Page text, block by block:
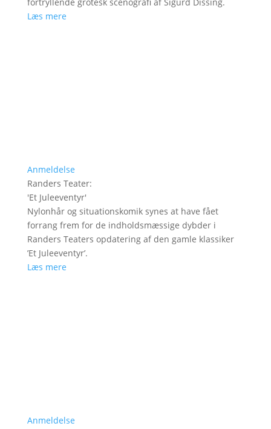
Læs mere
Anmeldelse
Randers Teater:
'Et Juleeventyr'
Nylonhår og situationskomik synes at have fået
forrang frem for de indholdsmæssige dybder i
Randers Teaters opdatering af den gamle klassiker
’Et Juleeventyr’.
Læs mere
Anmeldelse